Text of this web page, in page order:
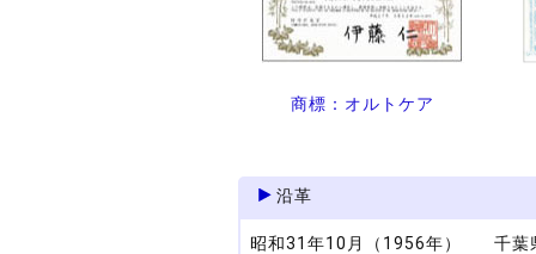
商標：オルトケア
沿革
昭和31年10月（1956年）
千葉